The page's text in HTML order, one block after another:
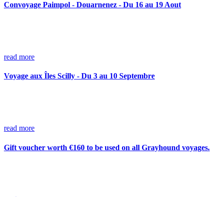
Convoyage Paimpol - Douarnenez - Du 16 au 19 Aout
read more
Voyage aux Îles Scilly - Du 3 au 10 Septembre
read more
Gift voucher worth €160 to be used on all Grayhound voyages.